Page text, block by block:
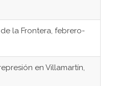
la Frontera, febrero-
en Villamartín,